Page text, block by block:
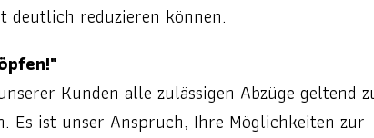
deutlich reduzieren können.
Kunden alle zulässigen Abzüge geltend
Es ist unser Anspruch, Ihre Möglichkeiten zur